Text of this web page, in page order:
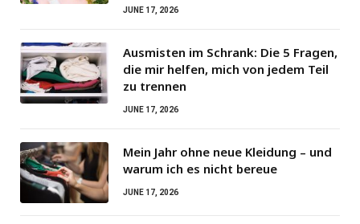
JUNE 17, 2026
Ausmisten im Schrank: Die 5 Fragen,
die mir helfen, mich von jedem Teil
zu trennen
JUNE 17, 2026
Mein Jahr ohne neue Kleidung – und
warum ich es nicht bereue
JUNE 17, 2026